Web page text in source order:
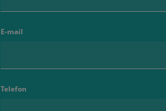
E-mail
Telefon